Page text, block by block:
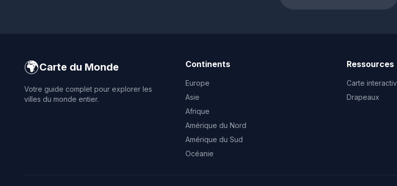
🌍Carte du Monde
Votre guide complet pour explorer les
villes du monde entier.
Continents
Europe
Asie
Afrique
Amérique du Nord
Amérique du Sud
Océanie
Ressources
Carte
Drapeaux